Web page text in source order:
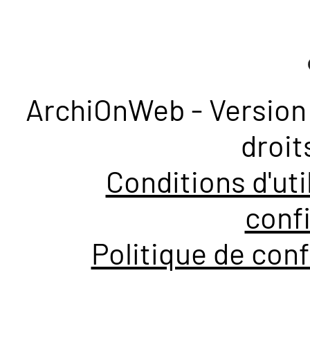
ArchiOnWeb -
Conditions
Politique de